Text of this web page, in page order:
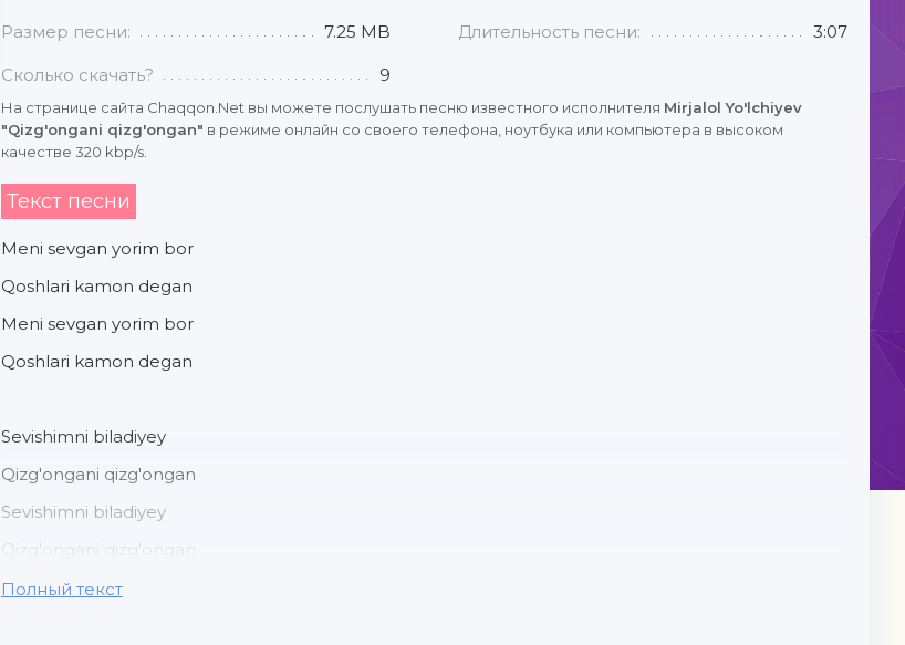
Размер песни: 7.25 MB Длительность песни: 3:07
Сколько скачать? 9
На странице сайта Chaqqon.Net вы можете послушать песню известного исполнителя Mirjalol Yo'lchiyev
"Qizg'ongani qizg'ongan" в режиме онлайн со своего телефона, ноутбука или компьютера в высоком
качестве 320 kbp/s.
Текст песни
Meni sevgan yorim bor
Qoshlari kamon degan
Meni sevgan yorim bor
Qoshlari kamon degan
Sevishimni biladiyey
Qizg'ongani qizg'ongan
Sevishimni biladiyey
Qizg'ongani qizg'ongan
Полный текст